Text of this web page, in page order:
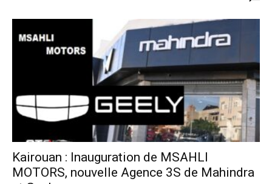
Kairouan : Inauguration de MSAHLI
MOTORS, nouvelle Agence 3S de Mahindra